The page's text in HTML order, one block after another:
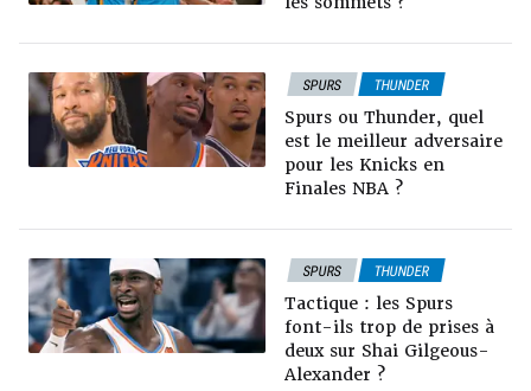
SPURS
THUNDER
NEWS NBA
ANALYSE
DOSSIERS TT
PLAYOFFS NBA
Spurs ou Thunder, quel
est le meilleur adversaire
pour les Knicks en
Finales NBA ?
SPURS
THUNDER
ANALYSE
DOSSIERS TT
PLAYOFFS NBA
Tactique : les Spurs
font-ils trop de prises à
deux sur Shai Gilgeous-
Alexander ?